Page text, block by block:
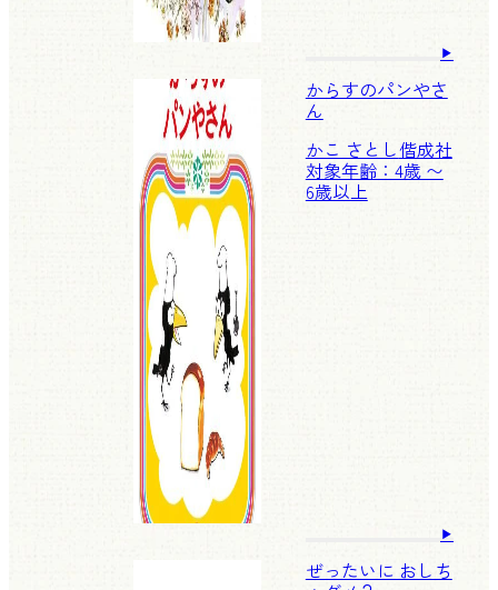
からすのパンやさ
ん
かこ さとし偕成社
対象年齢：4歳 〜
6歳以上
ぜったいに おしち